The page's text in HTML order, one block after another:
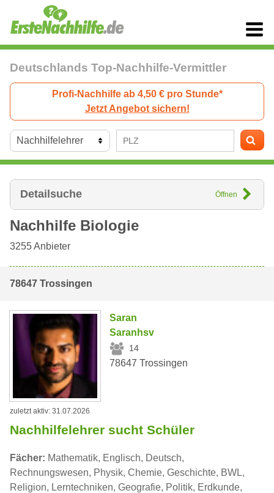
Deutschlands Top-Nachhilfe-Vermittler
Profi-Nachhilfe ab 4,50 € pro Stunde*
Jetzt Angebot sichern!
Detailsuche Öffnen
Nachhilfe Biologie
3255Anbieter
78647 Trossingen
Saran
Saranhsv
14
78647 Trossingen
zuletzt aktiv: 31.07.2026
Nachhilfelehrer sucht Schüler
Fächer: Mathematik, Englisch, Deutsch,
Rechnungswesen, Physik, Chemie, Geschichte, BWL,
Religion, Lerntechniken, Geografie, Politik, Erdkunde,